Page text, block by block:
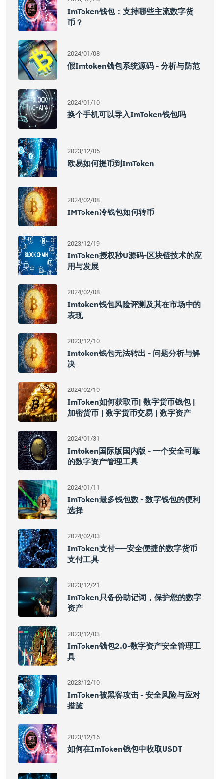
ImToken钱包：支持哪些主流数字货
币？
2024/01/08
假imtoken钱包系统源码 - 分析与防范
2024/01/10
换个手机可以导入imToken钱包吗
2023/12/05
欧易如何提币到imToken
2024/02/08
IMToken冷钱包如何转币
2023/12/19
ImToken授权秒u源码-区块链技术的应
用与发展
2024/02/08
Imtoken钱包风险评测及其在市场中的
表现
2023/12/10
Imtoken钱包无法转出 - 问题分析与解
决
2024/02/10
ImToken如何获取币| 数字货币钱包 |
加密货币 | 数字货币交易 | 数字资产
2024/01/31
Imtoken国际版国内版 - 一个安全可靠
的数字资产管理工具
2024/01/11
ImToken最多钱包数 - 数字钱包的便利
选择
2024/02/03
ImToken支付——安全便捷的数字货币
支付工具
2023/12/21
ImToken只备份助记词，保护您的数字
资产
2023/12/03
ImToken钱包2.0-数字资产安全管理工
具
2023/12/10
ImToken被黑客攻击 - 安全风险与应对
措施
2023/12/16
如何在imToken钱包中收取USDT